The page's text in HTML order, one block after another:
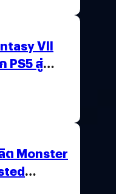
VII
PS5 สู่
ต Monster